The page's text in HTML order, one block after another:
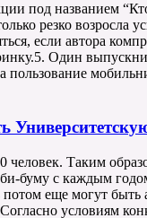
под названием
резко возросла
если автора
Один
пользование
Таким
буму с каждым
потом еще могут
условиям